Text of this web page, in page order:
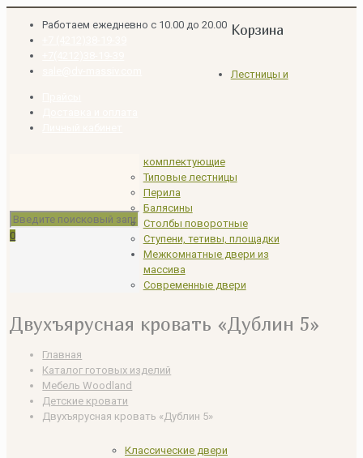
Работаем ежедневно с 10.00 до 20.00
0
Двухъярусная кровать «Дублин 5»
Главная
Каталог готовых изделий
Мебель Woodland
Детские кровати
Двухъярусная кровать «Дублин 5»
Корзина
Лестницы и
комплектующие
Типовые лестницы
Перила
Балясины
Столбы поворотные
Ступени, тетивы, площадки
Межкомнатные двери из
массива
Современные двери
Классические двери